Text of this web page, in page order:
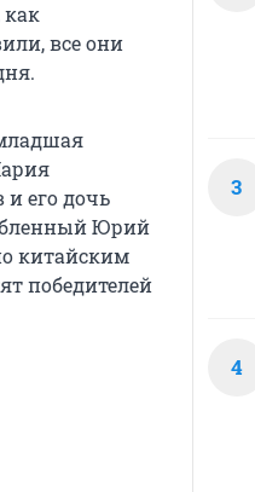
все они
его дочь
Юрий
китайским
победителей
3
4